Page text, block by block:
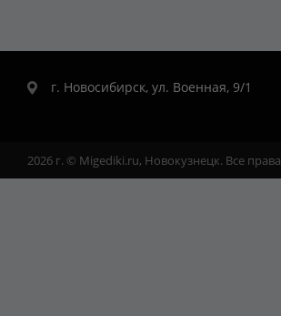
г. Новосибирск, ул. Военная, 9/1
2026 г. © Migediki.ru, Новокузнецк. Все